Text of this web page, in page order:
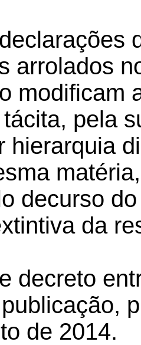
arrolados
modificam
pela
hierarquia
decurso
da
decreto
de 2014.